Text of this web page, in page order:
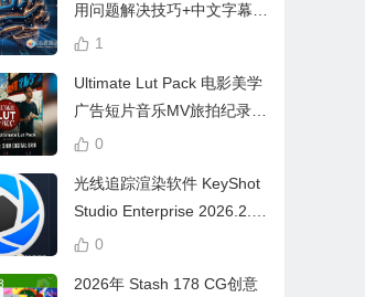
用问题解决技巧+中文字幕 L
earn Problem Solving
1
Ultimate Lut Pack 电影美学
广告短片音乐MV旅拍纪录片
视频调色预设
0
光线追踪渲染软件 KeyShot
Studio Enterprise 2026.2.1
Win中文版
0
2026年 Stash 178 CG创意